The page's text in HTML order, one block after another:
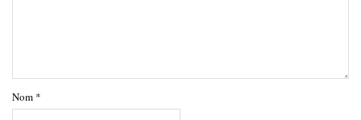
Nom *